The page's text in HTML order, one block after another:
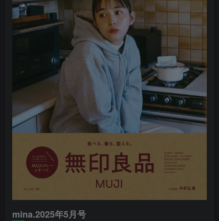
mina.2025年5月号